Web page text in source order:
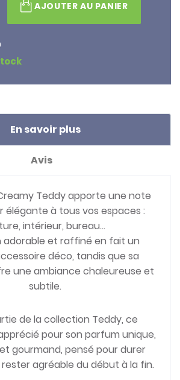
AJOUTER AU PANIER
En savoir plus
Avis
Teddy apporte une note
élégante à tous vos espaces :
intérieur, bureau…
adorable et raffiné en fait un
déco, tandis que sa
une ambiance chaleureuse et
subtile.
de la collection Teddy, ce
pour son parfum unique,
gourmand, pensé pour durer
agréable du début à la fin.